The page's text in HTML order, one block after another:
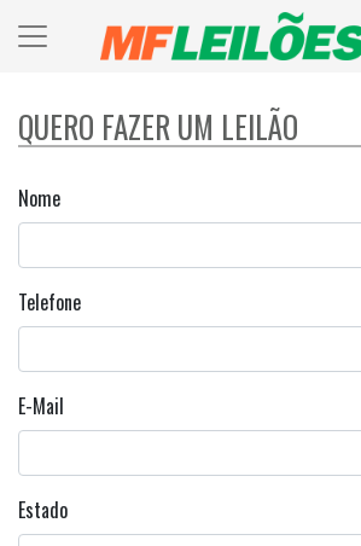
QUERO FAZER UM LEILÃO
Nome
Telefone
E-Mail
Estado